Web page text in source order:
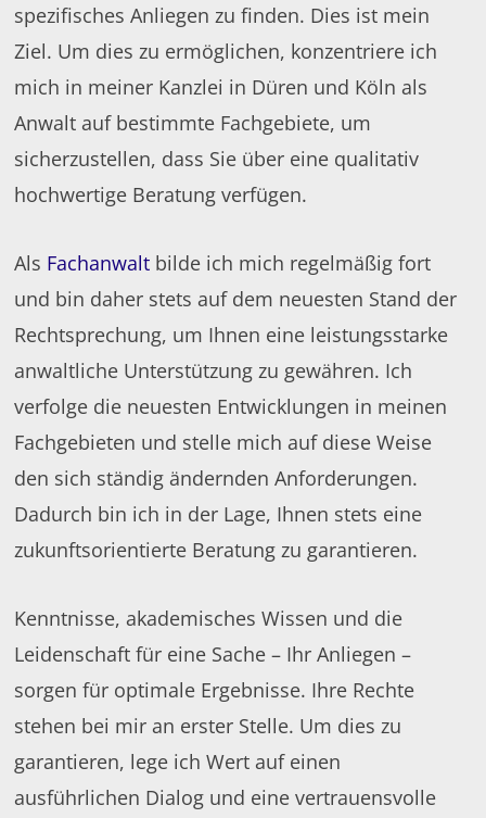
spezifisches Anliegen zu finden. Dies ist mein
Ziel. Um dies zu ermöglichen, konzentriere ich
mich in meiner Kanzlei in Düren und Köln als
Anwalt auf bestimmte Fachgebiete, um
sicherzustellen, dass Sie über eine qualitativ
hochwertige Beratung verfügen.
Als Fachanwalt bilde ich mich regelmäßig fort
und bin daher stets auf dem neuesten Stand der
Rechtsprechung, um Ihnen eine leistungsstarke
anwaltliche Unterstützung zu gewähren. Ich
verfolge die neuesten Entwicklungen in meinen
Fachgebieten und stelle mich auf diese Weise
den sich ständig ändernden Anforderungen.
Dadurch bin ich in der Lage, Ihnen stets eine
zukunftsorientierte Beratung zu garantieren.
Kenntnisse, akademisches Wissen und die
Leidenschaft für eine Sache – Ihr Anliegen –
sorgen für optimale Ergebnisse. Ihre Rechte
stehen bei mir an erster Stelle. Um dies zu
garantieren, lege ich Wert auf einen
ausführlichen Dialog und eine vertrauensvolle